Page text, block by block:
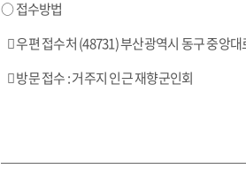
○ 접수방법
 우편 접수처 (48731) 부산광역시 동구 중앙
 방문 접수 : 거주지 인근 재향군인회